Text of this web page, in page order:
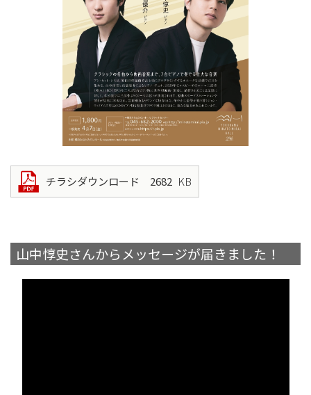
チラシダウンロード 2682 KB
山中惇史さんからメッセージが届きました！